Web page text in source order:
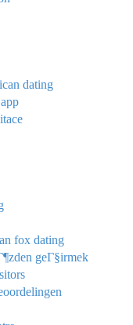
dating
fox dating
geГ§irmek